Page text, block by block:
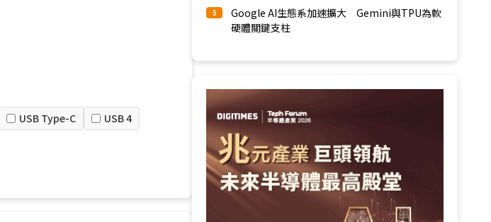
USB Type-C
USB 4
5
Google AI生態系加速擴大 Gemini與TPU為軟
硬體關鍵支柱